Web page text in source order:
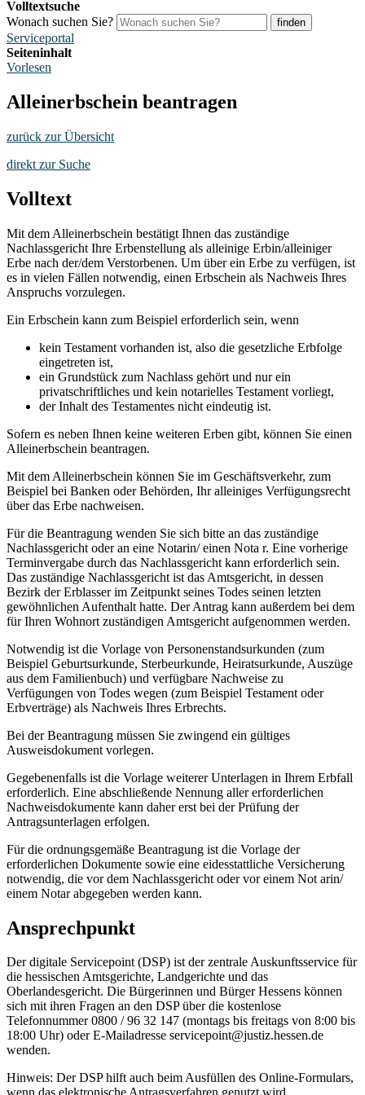
Volltextsuche
Wonach suchen Sie?
finden
Serviceportal
Seiteninhalt
Vorlesen
Alleinerbschein beantragen
zurück zur Übersicht
direkt zur Suche
Volltext
Mit dem Alleinerbschein bestätigt Ihnen das zuständige
Nachlassgericht Ihre Erbenstellung als alleinige Erbin/alleiniger
Erbe nach der/dem Verstorbenen. Um über ein Erbe zu verfügen, ist
es in vielen Fällen notwendig, einen Erbschein als Nachweis Ihres
Anspruchs vorzulegen.
Ein Erbschein kann zum Beispiel erforderlich sein, wenn
kein Testament vorhanden ist, also die gesetzliche Erbfolge
eingetreten ist,
ein Grundstück zum Nachlass gehört und nur ein
privatschriftliches und kein notarielles Testament vorliegt,
der Inhalt des Testamentes nicht eindeutig ist.
Sofern es neben Ihnen keine weiteren Erben gibt, können Sie einen
Alleinerbschein beantragen.
Mit dem Alleinerbschein können Sie im Geschäftsverkehr, zum
Beispiel bei Banken oder Behörden, Ihr alleiniges Verfügungsrecht
über das Erbe nachweisen.
Für die Beantragung wenden Sie sich bitte an das zuständige
Nachlassgericht oder an eine Notarin/ einen Nota r. Eine vorherige
Terminvergabe durch das Nachlassgericht kann erforderlich sein.
Das zuständige Nachlassgericht ist das Amtsgericht, in dessen
Bezirk der Erblasser im Zeitpunkt seines Todes seinen letzten
gewöhnlichen Aufenthalt hatte. Der Antrag kann außerdem bei dem
für Ihren Wohnort zuständigen Amtsgericht aufgenommen werden.
Notwendig ist die Vorlage von Personenstandsurkunden (zum
Beispiel Geburtsurkunde, Sterbeurkunde, Heiratsurkunde, Auszüge
aus dem Familienbuch) und verfügbare Nachweise zu
Verfügungen von Todes wegen (zum Beispiel Testament oder
Erbverträge) als Nachweis Ihres Erbrechts.
Bei der Beantragung müssen Sie zwingend ein gültiges
Ausweisdokument vorlegen.
Gegebenenfalls ist die Vorlage weiterer Unterlagen in Ihrem Erbfall
erforderlich. Eine abschließende Nennung aller erforderlichen
Nachweisdokumente kann daher erst bei der Prüfung der
Antragsunterlagen erfolgen.
Für die ordnungsgemäße Beantragung ist die Vorlage der
erforderlichen Dokumente sowie eine eidesstattliche Versicherung
notwendig, die vor dem Nachlassgericht oder vor einem Not arin/
einem Notar abgegeben werden kann.
Ansprechpunkt
Der digitale Servicepoint (DSP) ist der zentrale Auskunftsservice für
die hessischen Amtsgerichte, Landgerichte und das
Oberlandesgericht. Die Bürgerinnen und Bürger Hessens können
sich mit ihren Fragen an den DSP über die kostenlose
Telefonnummer 0800 / 96 32 147 (montags bis freitags von 8:00 bis
18:00 Uhr) oder E-Mailadresse servicepoint@justiz.hessen.de
wenden.
Hinweis: Der DSP hilft auch beim Ausfüllen des Online-Formulars,